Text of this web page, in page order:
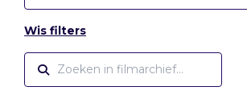
Wis filters